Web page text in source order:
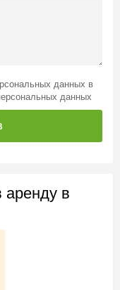
данных в
данных
в